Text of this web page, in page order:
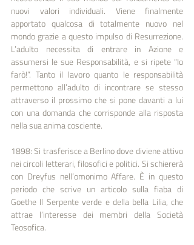
nuovi valori individuali. Viene finalmente
apportato qualcosa di totalmente nuovo nel
mondo grazie a questo impulso di Resurrezione.
L’adulto necessita di entrare in Azione e
assumersi le sue Responsabilità, e si ripete “Io
farò!”. Tanto il lavoro quanto le responsabilità
permettono all’adulto di incontrare se stesso
attraverso il prossimo che si pone davanti a lui
con una domanda che corrisponde alla risposta
nella sua anima cosciente.
1898: Si trasferisce a Berlino dove diviene attivo
nei circoli letterari, filosofici e politici. Si schiererà
con Dreyfus nell’omonimo Affare. È in questo
periodo che scrive un articolo sulla fiaba di
Goethe Il Serpente verde e della bella Lilia, che
attrae l’interesse dei membri della Società
Teosofica.